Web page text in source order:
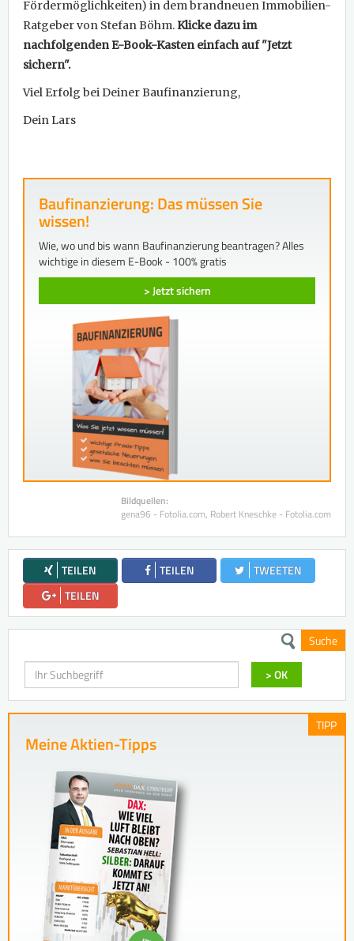
Fördermöglichkeiten) in dem brandneuen Immobilien-
Ratgeber von Stefan Böhm.Klicke dazu im
nachfolgenden E-Book-Kasten einfach auf "Jetzt
sichern".
Viel Erfolg bei Deiner Baufinanzierung,
Dein Lars
Baufinanzierung: Das müssen Sie
wissen!
Wie, wo und bis wann Baufinanzierung beantragen? Alles
wichtige in diesem E-Book - 100% gratis
> Jetzt sichern
Bildquellen:
gena96 - Fotolia.com, Robert Kneschke - Fotolia.com
TEILEN TEILEN
TWEETEN
TEILEN
Suche
Suchen
> OK
TIPP
Meine Aktien-Tipps